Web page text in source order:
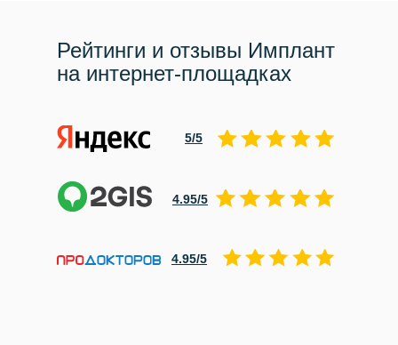
Рейтинги и отзывы Имплант
на интернет-площадках
5/5
4.95/5
4.95/5